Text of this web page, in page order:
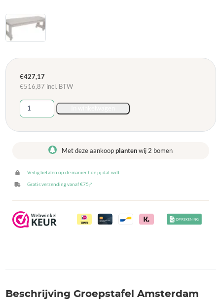
€427,17
€516,87 incl. BTW
Groepstafel
Amsterdam
laag
aantal
Met deze aankoop plantenwij 2 bomen
Veilig betalen op de manier hoe jij dat wilt
Gratis verzending vanaf €75,-*
Beschrijving Groepstafel Amsterdam